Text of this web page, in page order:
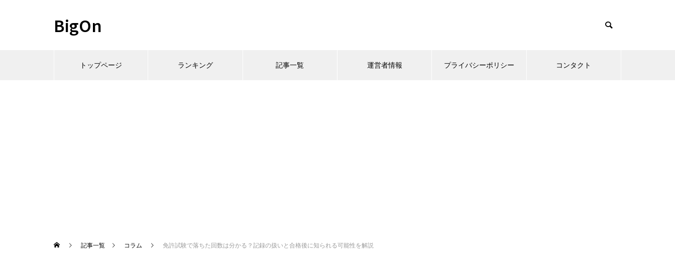
BigOn
トップページ ランキング 記事一覧 運営者情報 プライバシーポリシー コンタクト
記事一覧 コラム 免許試験で落ちた回数は分かる？記録の扱いと合格後に知られる可能性を解説